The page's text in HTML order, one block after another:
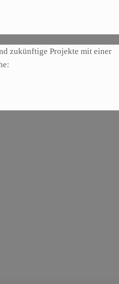
zukünftige Projekte mit einer